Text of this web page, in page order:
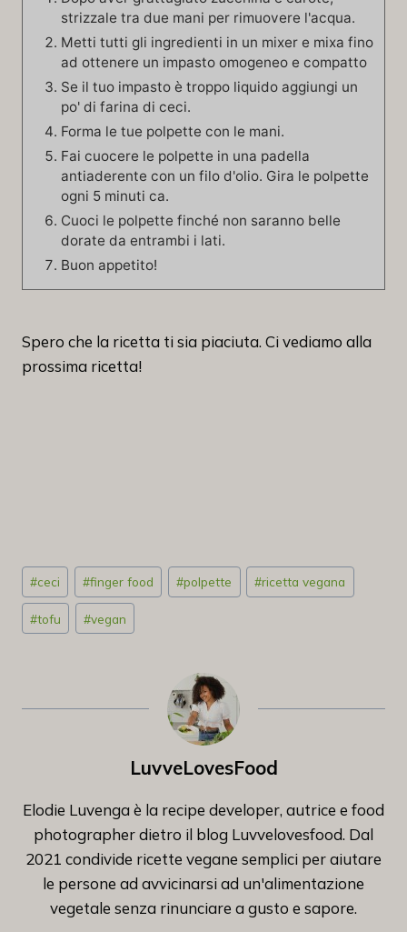
strizzale tra due mani per rimuovere l'acqua.
Metti tutti gli ingredienti in un mixer e mixa fino
ad ottenere un impasto omogeneo e compatto
Se il tuo impasto è troppo liquido aggiungi un
po' di farina di ceci.
Forma le tue polpette con le mani.
Fai cuocere le polpette in una padella
antiaderente con un filo d'olio. Gira le polpette
ogni 5 minuti ca.
Cuoci le polpette finché non saranno belle
dorate da entrambi i lati.
Buon appetito!
Spero che la ricetta ti sia piaciuta. Ci vediamo alla
prossima ricetta!
Tag
articolo:
#ceci #finger food #polpette #ricetta vegana
#tofu #vegan
LuvveLovesFood
Elodie Luvenga è la recipe developer, autrice e food
photographer dietro il blog Luvvelovesfood. Dal
2021 condivide ricette vegane semplici per aiutare
le persone ad avvicinarsi ad un'alimentazione
vegetale senza rinunciare a gusto e sapore.